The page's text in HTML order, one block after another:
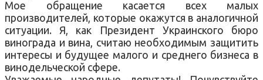
Мое обращение касается всех малых
производителей, которые окажутся в аналогичной
ситуации. Я, как Президент Украинского бюро
винограда и вина, считаю необходимым защитить
интересы и будущее малого и среднего бизнеса в
винодельческой сфере.